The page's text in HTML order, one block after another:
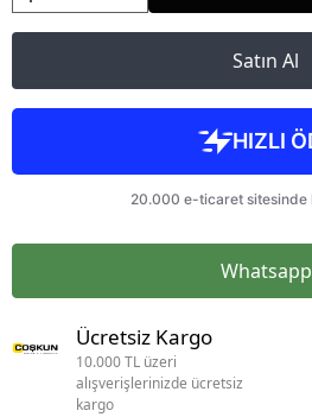
Satın Al
Whatsapp
Ücretsiz Kargo
10.000 TL üzeri
alışverişlerinizde ücretsiz
kargo